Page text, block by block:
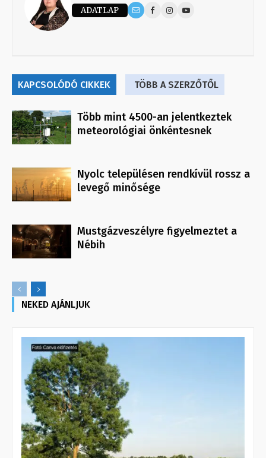
ADATLAP
KAPCSOLÓDÓ CIKKEK TÖBB A SZERZŐTŐL
Több mint 4500-an jelentkeztek
meteorológiai önkéntesnek
Nyolc településen rendkívül rossz a
levegő minősége
Mustgázveszélyre figyelmeztet a
Nébih
NEKED AJÁNLJUK